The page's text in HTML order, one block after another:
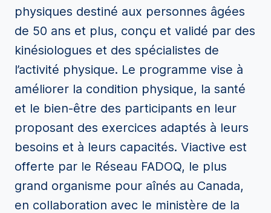
physiques destiné aux personnes âgées
de 50 ans et plus, conçu et validé par des
kinésiologues et des spécialistes de
l’activité physique. Le programme vise à
améliorer la condition physique, la santé
et le bien-être des participants en leur
proposant des exercices adaptés à leurs
besoins et à leurs capacités. Viactive est
offerte par le Réseau FADOQ, le plus
grand organisme pour aînés au Canada,
en collaboration avec le ministère de la